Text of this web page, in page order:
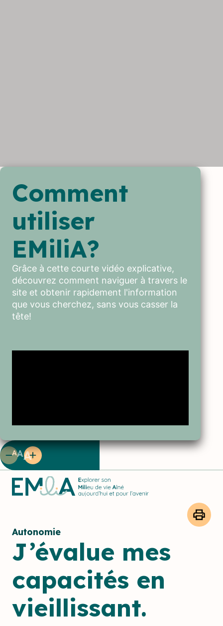
Comment
utiliser
EMiliA?
Grâce à cette courte vidéo explicative,
découvrez comment naviguer à travers le
site et obtenir rapidement l'information
que vous cherchez, sans vous casser la
tête!
AAA
Autonomie
J’évalue mes
capacités en
vieillissant.